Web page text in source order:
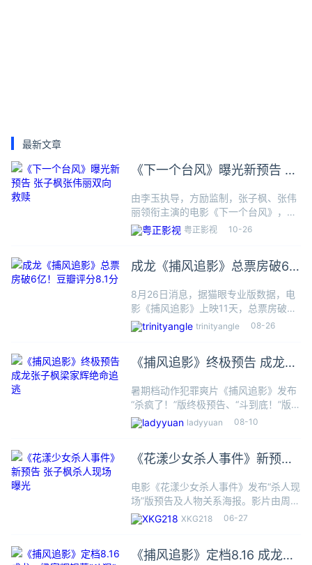
最新文章
《下一个台风》曝光新预告 张
由李玉执导，方励监制，张子枫、张伟
丽领衔主演的电影《下一个台风》，曝
光情感预告，以细腻的画面勾勒两位女
性灵魂羁绊。预告聚焦在林沫沫（张子
相依的点滴，用最质朴的陪伴，
粤正影视 10-26
成龙《捕风追影》总票房破6
8月26日消息，据猫眼专业版数据，电
影《捕风追影》上映11天，总票房破6
亿。目前豆瓣评分8.1分，口碑也很好。
《捕风追影》由杨子编剧并执导，成
出，此沙特别推荐，文俊辉、
trinityangle 08-26
《捕风追影》终极预告 成龙张
暑期档动作犯罪爽片《捕风追影》发布
“杀疯了！”版终极预告、“斗到底！”版终
极海报和一组角色剧照。预告中，“狠戾
狼王”傅隆生（梁家辉 饰）一开场便以
码，张狂气焰里透露出逼
ladyyuan 08-10
《花漾少女杀人事件》新预告
电影《花漾少女杀人事件》发布“杀人现
场”版预告及人物关系海报。影片由周璟
豪导演，陈正道监制，张子枫领衔主
演，丁湘源主演，马伊琍特别领衔主
的否定下一直压抑着内心的欲望，
XKG218 06-27
《捕风追影》定档8.16 成龙、